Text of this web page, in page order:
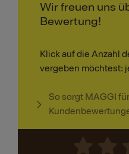
Wir freuen uns
Bewertung!
Klick auf die Anzahl
vergeben möchtest:
So sorgt MAGGI